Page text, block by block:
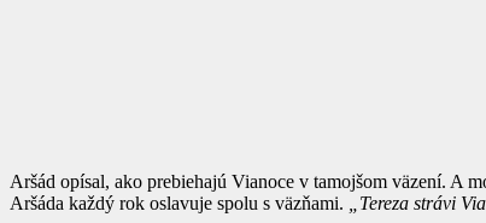
Aršád opísal, ako prebiehajú Vianoce v tamojšom väzení. A
Aršáda každý rok oslavuje spolu s väzňami.
„Tereza strávi